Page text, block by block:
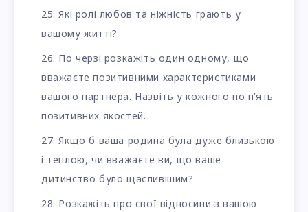
Які ролі любов та ніжність грають у
вашому житті?
По черзі розкажіть один одному, що
вважаєте позитивними характеристиками
вашого партнера. Назвіть у кожного по п’ять
позитивних якостей.
Якщо б ваша родина була дуже близькою
і теплою, чи вважаєте ви, що ваше
дитинство було щасливішим?
Розкажіть про свої відносини з вашою